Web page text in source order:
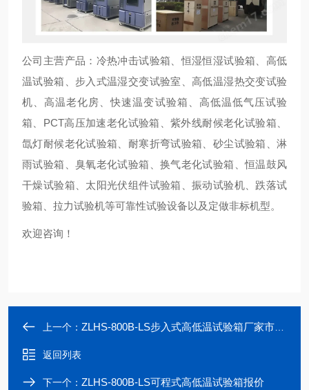
公司主营产品：冷热冲击试验箱、恒湿恒湿试验箱、高低
温试验箱、步入式温湿交变试验室、高低温湿热交变试验
机、高温老化房、快速温变试验箱、高低温低气压试验
箱、PCT高压加速老化试验箱、紫外线耐候老化试验箱、
氙灯耐候老化试验箱、耐寒折弯试验箱、砂尘试验箱、淋
雨试验箱、臭氧老化试验箱、换气老化试验箱、恒温鼓风
干燥试验箱、太阳光伏组件试验箱、振动试验机、跌落试
验箱、拉力试验机等可靠性试验设备以及定做非标机型。
欢迎咨询！
上一个： ZLHS-800B-LS步入式高低温试验箱厂家市场价格
返回列表
下一个： ZLHS-800B-LS可程式高低温试验箱报价